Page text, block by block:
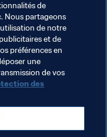
quand la vie
avons hâte de
de
je nous souhaite à
de
Nous partageons
de notre
et de
préférences en
une
de vos
des